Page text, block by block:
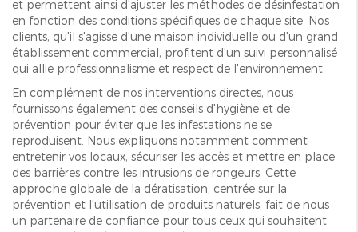
et permettent ainsi d'ajuster les méthodes de désinfestation
en fonction des conditions spécifiques de chaque site. Nos
clients, qu'il s'agisse d'une maison individuelle ou d'un grand
établissement commercial, profitent d'un suivi personnalisé
qui allie professionnalisme et respect de l'environnement.
En complément de nos interventions directes, nous
fournissons également des conseils d'hygiène et de
prévention pour éviter que les infestations ne se
reproduisent. Nous expliquons notamment comment
entretenir vos locaux, sécuriser les accès et mettre en place
des barrières contre les intrusions de rongeurs. Cette
approche globale de la dératisation, centrée sur la
prévention et l'utilisation de produits naturels, fait de nous
un partenaire de confiance pour tous ceux qui souhaitent